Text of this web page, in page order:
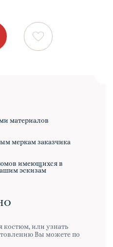
материалов
меркам заказчика
имеющихся в
эскизам
костюм, или узнать
Вы можете по